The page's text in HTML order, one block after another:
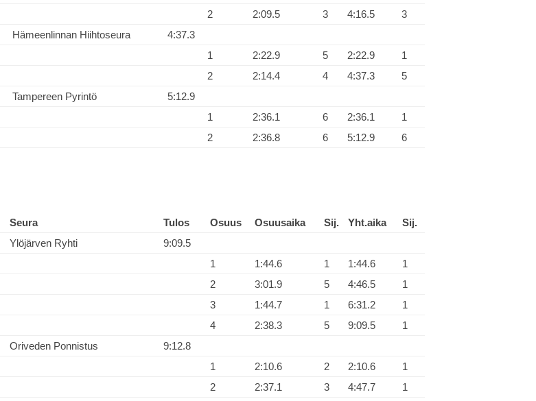
2 2:09.5 3 4:16.5
3
Hämeenlinnan Hiihtoseura
4:37.3
1 2:22.9 5 2:22.9
1
2 2:14.4 4 4:37.3
5
Tampereen Pyrintö
5:12.9
1 2:36.1 6 2:36.1
1
2 2:36.8 6 5:12.9 6
Seura Tulos Osuus Osuusaika Sij. Yht.aika
Sij.
Ylöjärven Ryhti
9:09.5
1 1:44.6 1 1:44.6
1
2 3:01.9 5 4:46.5
1
3 1:44.7 1 6:31.2
1
4 2:38.3 5 9:09.5
1
Oriveden Ponnistus
9:12.8
1 2:10.6 2 2:10.6
1
2 2:37.1 3 4:47.7
1